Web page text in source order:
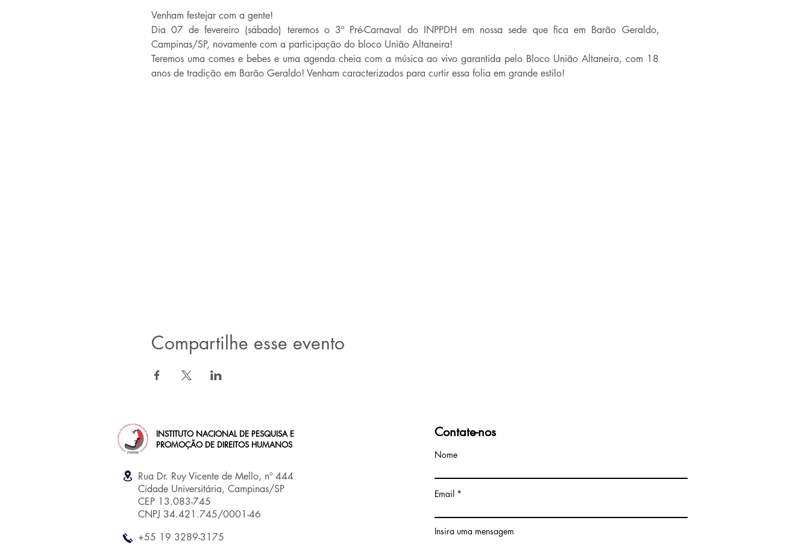
Venham festejar com a gente!
Dia 07 de fevereiro (sábado) teremos o 3º Pré-Carnaval do INPPDH em nossa sede que fica em Barão Geraldo,
Campinas/SP, novamente com a participação do bloco União Altaneira!
Teremos uma comes e bebes e uma agenda cheia com a música ao vivo garantida pelo Bloco União Altaneira, com 18
anos de tradição em Barão Geraldo! Venham caracterizados para curtir essa folia em grande estilo!
Compartilhe esse evento
INSTITUTO NACIONAL DE PESQUISA E
PROMOÇÃO DE DIREITOS HUMANOS
Rua Dr. Ruy Vicente de Mello, nº 444
Cidade Universitária, Campinas/SP
CEP 13.083-745
CNPJ 34.421.745/0001-46
+55 19 3289-3175
Contate-nos
Nome
Email
Insira uma mensagem